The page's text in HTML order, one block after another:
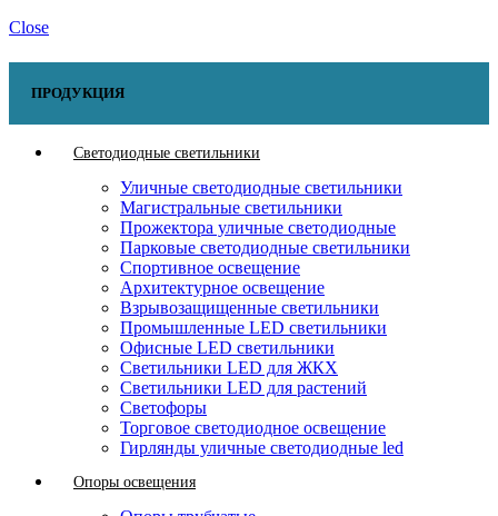
Close
ПРОДУКЦИЯ
Светодиодные светильники
Уличные светодиодные светильники
Магистральные светильники
Прожектора уличные светодиодные
Парковые светодиодные светильники
Спортивное освещение
Архитектурное освещение
Взрывозащищенные светильники
Промышленные LED светильники
Офисные LED светильники
Cветильники LED для ЖКХ
Светильники LED для растений
Светофоры
Торговое светодиодное освещение
Гирлянды уличные светодиодные led
Опоры освещения